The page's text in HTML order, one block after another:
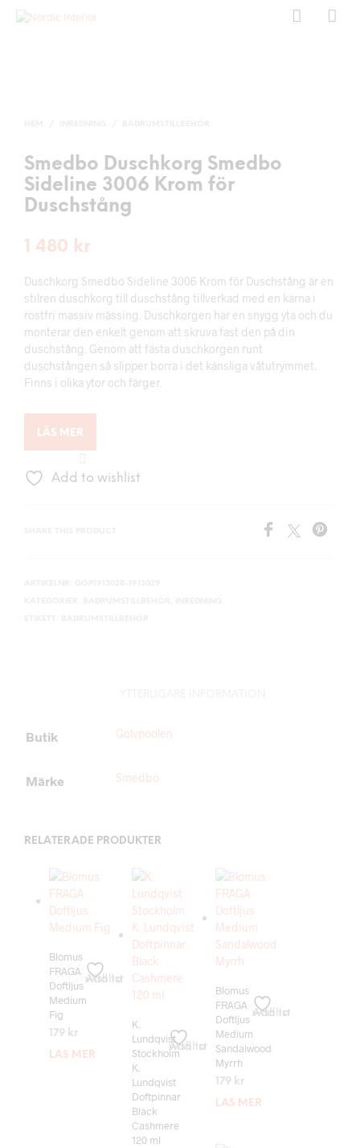
Smedbo Duschkorg Smedbo
Sideline 3006 Krom för
Duschstång
1 480 kr
Duschkorg Smedbo Sideline 3006 Krom för Duschstång är en
stilren duschkorg till duschstång tillverkad med en kärna i
rostfri massiv mässing. Duschkorgen har en snygg yta och du
monterar den enkelt genom att skruva fast den på din
duschstång. Genom att fästa duschkorgen runt
duschstången så slipper borra i det känsliga våtutrymmet.
Finns i olika ytor och färger.
LÄS MER
Add to wishlist
Butik Golvpoolen
Märke Smedbo
RELATERADE PRODUKTER
Add to wishlist
Blomus
FRAGA
Doftljus
Medium
Fig
179 kr
LÄS MER
Add to wishlist
K.
Lundqvist
Stockholm
K.
Lundqvist
Doftpinnar
Black
Cashmere
120 ml
Add to wishlist
Blomus
FRAGA
Doftljus
Medium
Sandalwood
Myrrh
179 kr
LÄS MER